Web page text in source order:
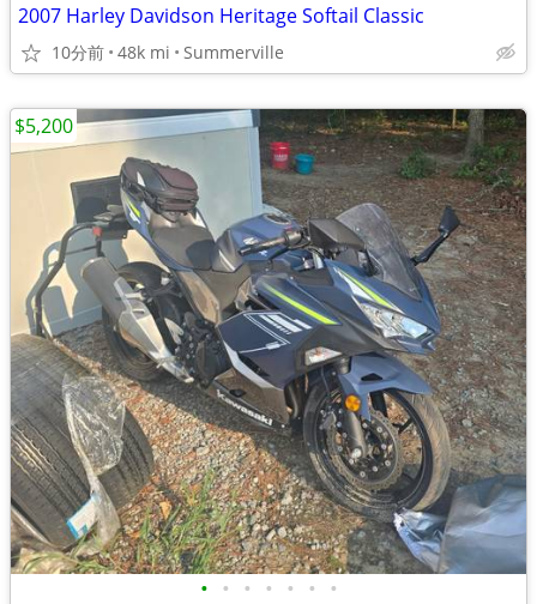
2007 Harley Davidson Heritage Softail Classic
10分前 48k mi Summerville
• • • • • • •
$5,200